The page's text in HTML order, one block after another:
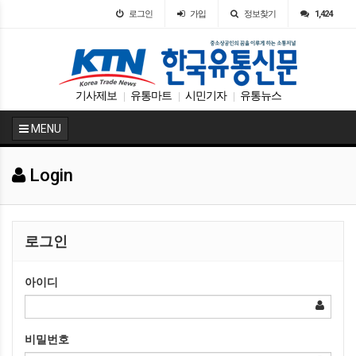
로그인 가입 정보찾기 1,424
기사제보 유통마트 시민기자 유통뉴스
MENU
Login
로그인
아이디
비밀번호